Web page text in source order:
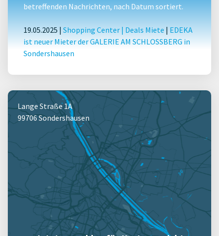
betreffenden Nachrichten, nach Datum sortiert.
19.05.2025 | Shopping Center | Deals Miete | EDEKA
ist neuer Mieter der GALERIE AM SCHLOSSBERG in
Sondershausen
Lange Straße 1A
99706 Sondershausen